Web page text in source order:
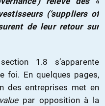
(‘suppliers of
de leur retour sur
1.8 s’apparente
foi. En quelques pages,
des entreprises met en
par opposition à la